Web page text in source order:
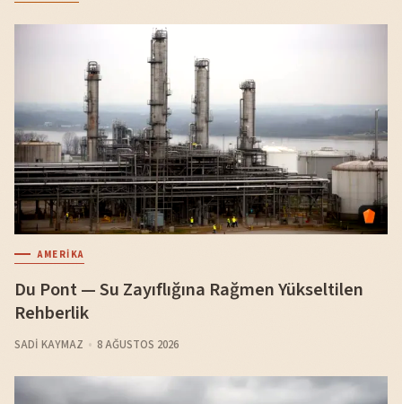
AMERIKA
Du Pont — Su Zayıflığına Rağmen Yükseltilen
Rehberlik
SADI KAYMAZ 8 AĞUSTOS 2026